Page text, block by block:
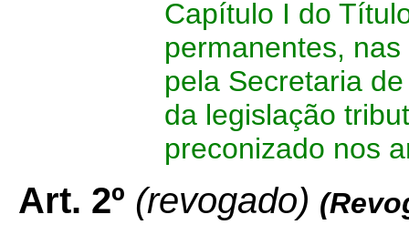
Capítulo I do
permanentes,
pela Secretaria
da legislação
preconizado nos
Art. 2º (revogado)